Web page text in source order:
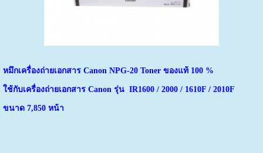
หมึกเครื่องถ่ายเอกสาร Canon NPG-20 Toner ของแท้ 100 %
ใช้กับเครื่องถ่ายเอกสาร Canon รุ่น IR1600 / 2000 / 1610F / 2010F
ขนาด 7,850 หน้า